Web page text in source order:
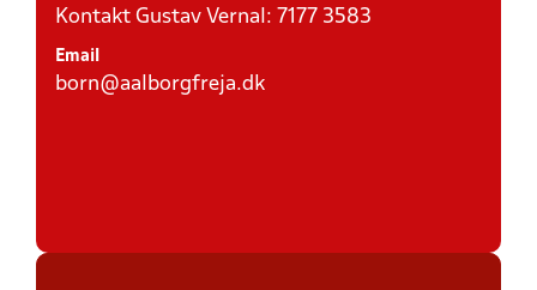
Kontakt Gustav Vernal: 7177 3583
Email
born@aalborgfreja.dk